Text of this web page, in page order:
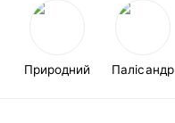
Природний Палісандр